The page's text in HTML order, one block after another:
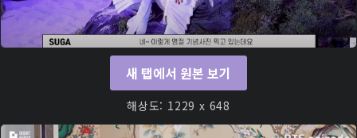
새 탭에서 원본 보기
해상도: 1229 x 648